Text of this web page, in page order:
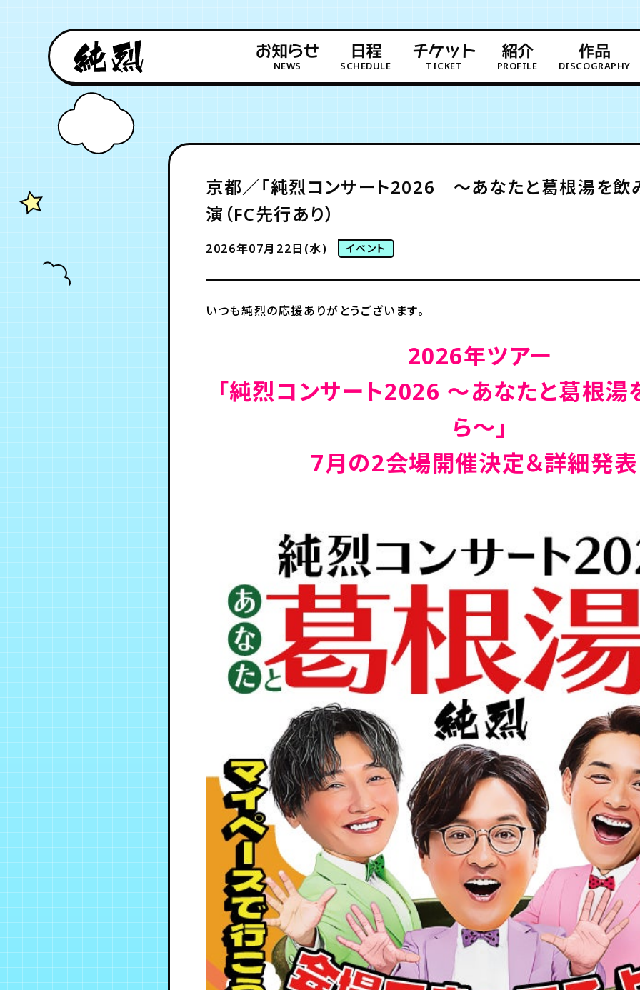
お知らせ
NEWS
日程
SCHEDULE
チケット
TICKET
紹介
PROFILE
作品
DISCOGRAPHY
京都／「純烈コンサート2026 〜あなたと葛根湯を飲
演（FC先行あり）
2026年07月22日(水) イベント
いつも純烈の応援ありがとうございます。
2026年ツアー
「純烈コンサート2026 〜あなたと葛根湯
ら〜」
7月の2会場開催決定＆詳細発表